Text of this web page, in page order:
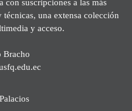
una extensa colección
y acceso.
Bracho